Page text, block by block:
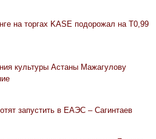
на торгах KASE подорожал на Т0,99
культуры Астаны Мажагулову
запустить в ЕАЭС – Сагинтаев